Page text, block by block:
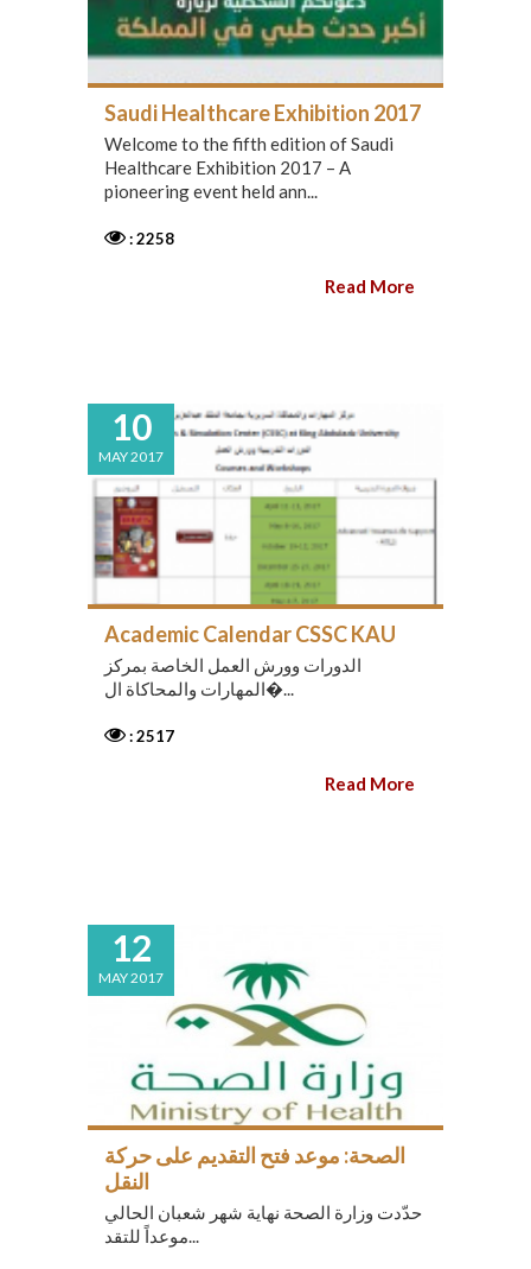
Saudi Healthcare Exhibition 2017
Welcome to the fifth edition of Saudi
Healthcare Exhibition 2017 – A
pioneering event held ann...
: 2258
Read More
10
MAY 2017
Academic Calendar CSSC KAU
الدورات وورش العمل الخاصة بمركز
المهارات والمحاكاة ال�...
: 2517
Read More
12
MAY 2017
الصحة: موعد فتح التقديم على حركة
النقل
حدّدت وزارة الصحة نهاية شهر شعبان الحالي
موعداً للتقد...